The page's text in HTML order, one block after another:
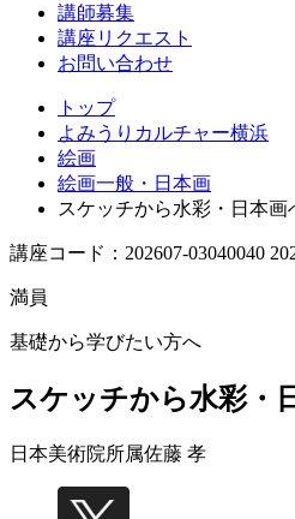
講師募集
講座リクエスト
お問い合わせ
トップ
よみうりカルチャー横浜
絵画
絵画一般・日本画
スケッチから水彩・日本画
講座コード：202607-03040040
満員
基礎から学びたい方へ
スケッチから水彩・
日本美術院所属佐藤 孝